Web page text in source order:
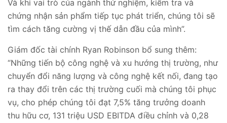
Và khi vai trò của ngành thử nghiệm, kiểm tra và
chứng nhận sản phẩm tiếp tục phát triển, chúng tôi sẽ
tìm cách tăng cường vị thế dẫn đầu của mình”.
Giám đốc tài chính Ryan Robinson bổ sung thêm:
“Những tiến bộ công nghệ và xu hướng thị trường, như
chuyển đổi năng lượng và công nghệ kết nối, đang tạo
ra thay đổi trên các thị trường cuối mà chúng tôi phục
vụ, cho phép chúng tôi đạt 7,5% tăng trưởng doanh
thu hữu cơ, 131 triệu USD EBITDA điều chỉnh và 0,28